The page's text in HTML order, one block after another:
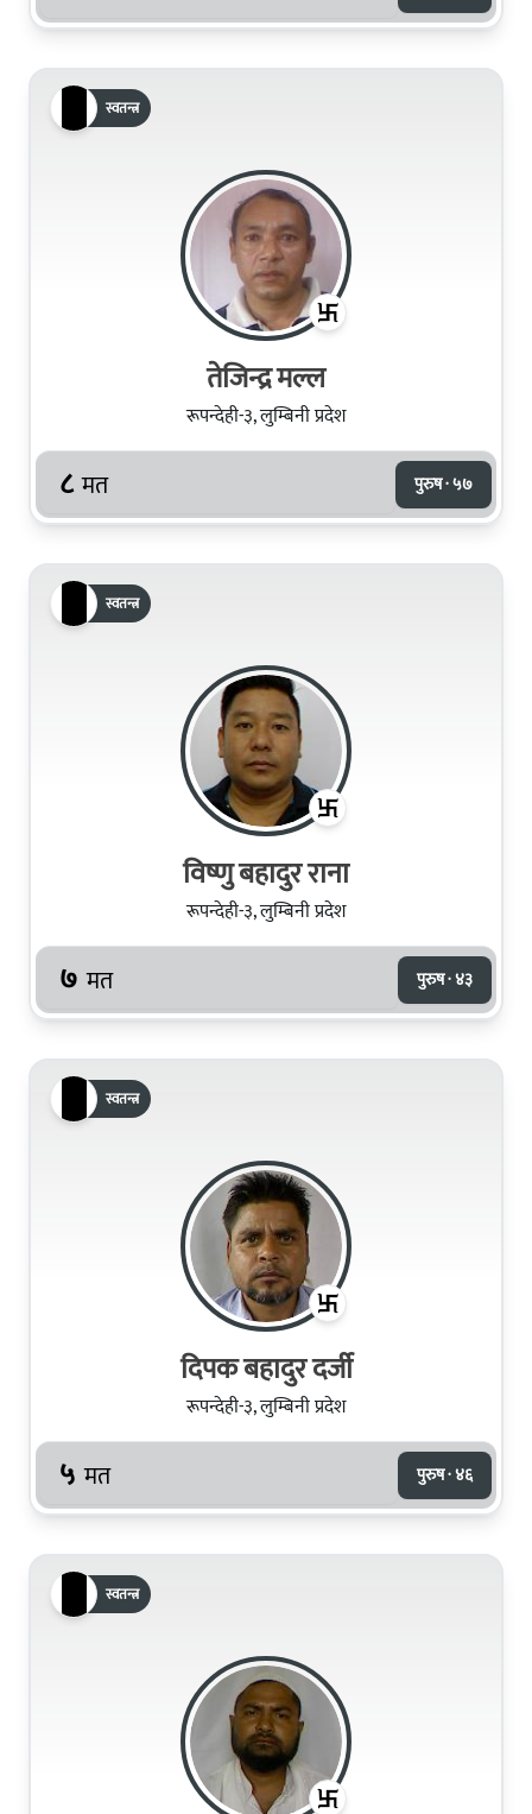
स्वतन्त्र
तेजिन्द्र मल्ल
रूपन्देही-३, लुम्बिनी प्रदेश
८ मत पुरुष · ५७
स्वतन्त्र
विष्णु बहादुर राना
रूपन्देही-३, लुम्बिनी प्रदेश
७ मत पुरुष · ४३
स्वतन्त्र
दिपक बहादुर दर्जी
रूपन्देही-३, लुम्बिनी प्रदेश
५ मत पुरुष · ४६
स्वतन्त्र